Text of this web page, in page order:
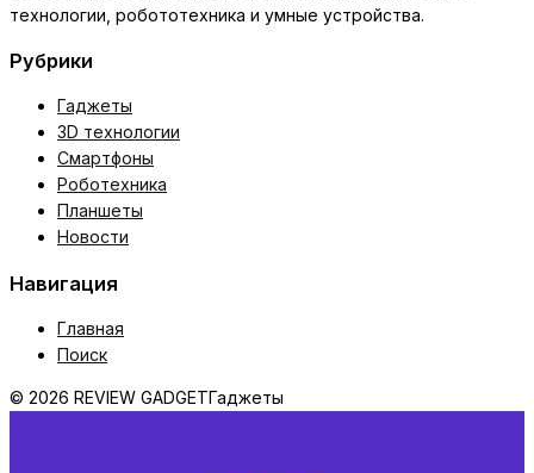
технологии, робототехника и умные устройства.
Рубрики
Гаджеты
3D технологии
Смартфоны
Роботехника
Планшеты
Новости
Навигация
Главная
Поиск
© 2026 REVIEW GADGETГаджеты